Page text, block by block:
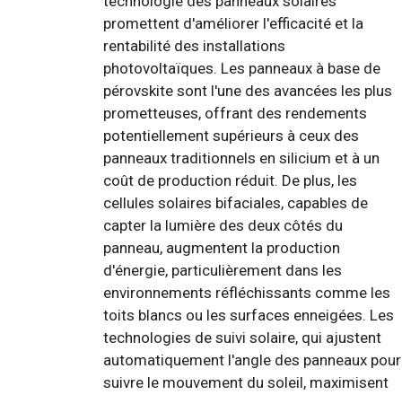
promettent d'améliorer l'efficacité et la
rentabilité des installations
photovoltaïques. Les panneaux à base de
pérovskite sont l'une des avancées les plus
prometteuses, offrant des rendements
potentiellement supérieurs à ceux des
panneaux traditionnels en silicium et à un
coût de production réduit. De plus, les
cellules solaires bifaciales, capables de
capter la lumière des deux côtés du
panneau, augmentent la production
d'énergie, particulièrement dans les
environnements réfléchissants comme les
toits blancs ou les surfaces enneigées. Les
technologies de suivi solaire, qui ajustent
automatiquement l'angle des panneaux pour
suivre le mouvement du soleil, maximisent